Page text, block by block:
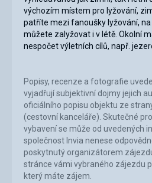
výchozím místem pro lyžování,
patříte mezi fanoušky lyžování,
můžete zalyžovat i v létě. Okolní
nespočet výletních cílů, např.
Popisy, recenze a fotografie
vyjadřují subjektivní dojmy jejich
oficiálního popisu objektu ze
(cestovní kanceláře). Skutečné
vybavení se může od uvedených
společnost Invia nenese
poskytnutý organizátorem
stránce vámi vybraného zájezdu
který máte zájem.